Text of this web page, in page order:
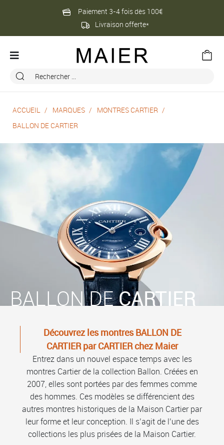
Paiement 3-4 fois dès 100€
Livraison offerte*
ACCUEIL MARQUES
MONTRES CARTIER
BALLON DE CARTIER
BALLON DECARTIER
Découvrez les montres BALLON DE
CARTIER par CARTIER chez Maier
Entrez dans un nouvel espace temps avec les
montres Cartier de la collection Ballon. Créées en
2007, elles sont portées par des femmes comme
des hommes. Ces modèles se différencient des
autres montres historiques de la Maison Cartier par
leur forme et leur conception. Il s’agit de l’une des
collections les plus prisées de la Maison Cartier.